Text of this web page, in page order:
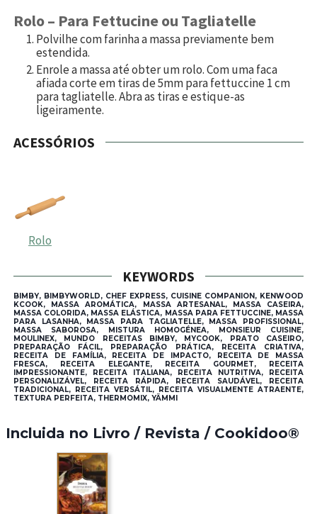
Rolo – Para Fettucine ou Tagliatelle
Polvilhe com farinha a massa previamente bem
estendida.
Enrole a massa até obter um rolo. Com uma faca
afiada corte em tiras de 5mm para fettuccine 1 cm
para tagliatelle. Abra as tiras e estique-as
ligeiramente.
ACESSÓRIOS
Rolo
KEYWORDS
BIMBY, BIMBYWORLD, CHEF EXPRESS, CUISINE COMPANION, KENWOOD
KCOOK, MASSA AROMÁTICA, MASSA ARTESANAL, MASSA CASEIRA,
MASSA COLORIDA, MASSA ELÁSTICA, MASSA PARA FETTUCCINE, MASSA
PARA LASANHA, MASSA PARA TAGLIATELLE, MASSA PROFISSIONAL,
MASSA SABOROSA, MISTURA HOMOGÉNEA, MONSIEUR CUISINE,
MOULINEX, MUNDO RECEITAS BIMBY, MYCOOK, PRATO CASEIRO,
PREPARAÇÃO FÁCIL, PREPARAÇÃO PRÁTICA, RECEITA CRIATIVA,
RECEITA DE FAMÍLIA, RECEITA DE IMPACTO, RECEITA DE MASSA
FRESCA, RECEITA ELEGANTE, RECEITA GOURMET, RECEITA
IMPRESSIONANTE, RECEITA ITALIANA, RECEITA NUTRITIVA, RECEITA
PERSONALIZÁVEL, RECEITA RÁPIDA, RECEITA SAUDÁVEL, RECEITA
TRADICIONAL, RECEITA VERSÁTIL, RECEITA VISUALMENTE ATRAENTE,
TEXTURA PERFEITA, THERMOMIX, YÄMMI
Incluida no Livro / Revista / Cookidoo®